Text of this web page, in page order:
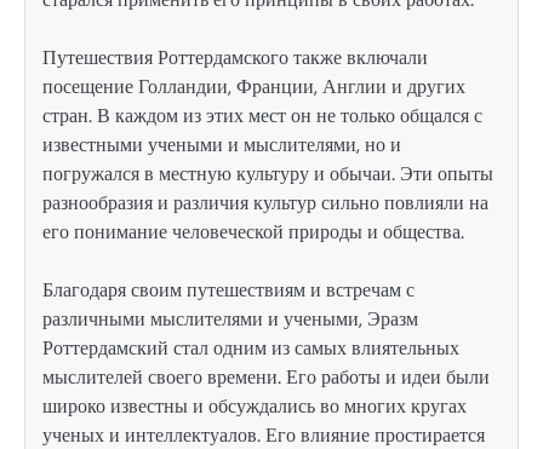
Путешествия Роттердамского также включали
посещение Голландии, Франции, Англии и других
стран. В каждом из этих мест он не только общался с
известными учеными и мыслителями, но и
погружался в местную культуру и обычаи. Эти опыты
разнообразия и различия культур сильно повлияли на
его понимание человеческой природы и общества.
Благодаря своим путешествиям и встречам с
различными мыслителями и учеными, Эразм
Роттердамский стал одним из самых влиятельных
мыслителей своего времени. Его работы и идеи были
широко известны и обсуждались во многих кругах
ученых и интеллектуалов. Его влияние простирается